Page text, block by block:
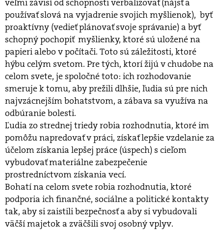
veľmi závisí od schopnosti verbalizovať (nájsť a
používať slová na vyjadrenie svojich myšlienok), byť
proaktívny (vedieť plánovať svoje správanie) a byť
schopný pochopiť myšlienky, ktoré sú uložené na
papieri alebo v počítači. Toto sú záležitosti, ktoré
hýbu celým svetom. Pre tých, ktorí žijú v chudobe na
celom svete, je spoločné toto: ich rozhodovanie
smeruje k tomu, aby prežili dlhšie, ľudia sú pre nich
najvzácnejším bohatstvom, a zábava sa využíva na
odbúranie bolesti.
Ľudia zo strednej triedy robia rozhodnutia, ktoré im
pomôžu napredovať v práci, získať lepšie vzdelanie za
účelom získania lepšej práce (úspech) s cieľom
vybudovať materiálne zabezpečenie
prostredníctvom získania vecí.
Bohatí na celom svete robia rozhodnutia, ktoré
podporia ich finančné, sociálne a politické kontakty
tak, aby si zaistili bezpečnosť a aby si vybudovali
väčší majetok a zväčšili svoj osobný vplyv.